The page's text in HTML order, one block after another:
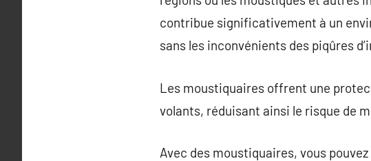
contribue significativement à un
sans les inconvénients des piqûres
Les moustiquaires offrent une
volants, réduisant ainsi le risque de
Avec des moustiquaires, vous